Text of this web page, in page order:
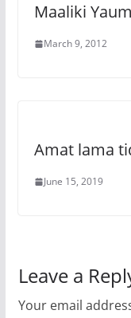
Maaliki
March 9, 2012
Amat lama
June 15, 2019
Leave a
Your email